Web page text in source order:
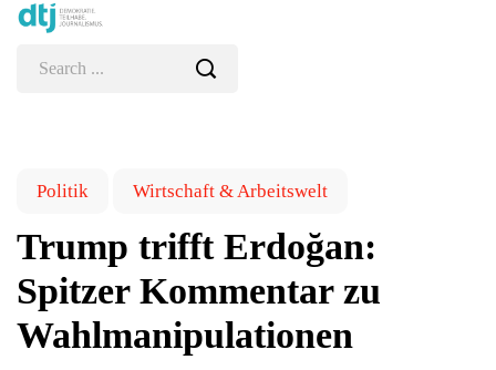
Politik Wirtschaft & Arbeitswelt
Trump trifft Erdoğan:
Spitzer Kommentar zu
Wahlmanipulationen